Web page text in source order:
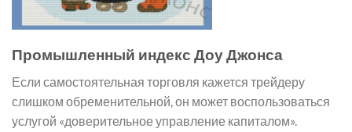
Промышленный индекс Доу Джонса
Если самостоятельная торговля кажется трейдеру
слишком обременительной, он может воспользоваться
услугой «доверительное управление капиталом».